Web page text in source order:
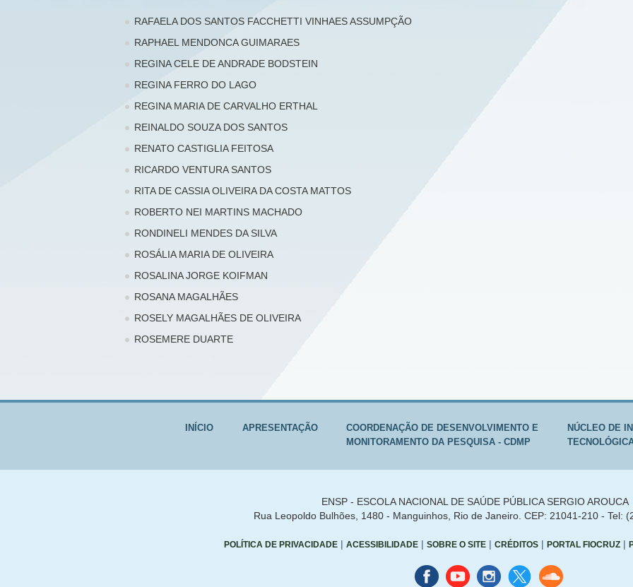
RAFAELA DOS SANTOS FACCHETTI VINHAES ASSUMPÇÃO
RAPHAEL MENDONCA GUIMARAES
REGINA CELE DE ANDRADE BODSTEIN
REGINA FERRO DO LAGO
REGINA MARIA DE CARVALHO ERTHAL
REINALDO SOUZA DOS SANTOS
RENATO CASTIGLIA FEITOSA
RICARDO VENTURA SANTOS
RITA DE CASSIA OLIVEIRA DA COSTA MATTOS
ROBERTO NEI MARTINS MACHADO
RONDINELI MENDES DA SILVA
ROSÁLIA MARIA DE OLIVEIRA
ROSALINA JORGE KOIFMAN
ROSANA MAGALHÃES
ROSELY MAGALHÃES DE OLIVEIRA
ROSEMERE DUARTE
INÍCIO APRESENTAÇÃO
COORDENAÇÃO DE DESENVOLVIMENTO E
MONITORAMENTO DA PESQUISA - CDMP
NÚCLEO DE
ENSP - ESCOLA NACIONAL DE SAÚDE PÚBLICA SERGIO AROUCA
Rua Leopoldo Bulhões, 1480 - Manguinhos, Rio de Janeiro. CEP: 21041-210 - Tel:
POLÍTICA DE PRIVACIDADE | ACESSIBILIDADE | SOBRE O SITE | CRÉDITOS | PORTAL FIOCRUZ |
FacebookyoutubeinstagranTwitterSound